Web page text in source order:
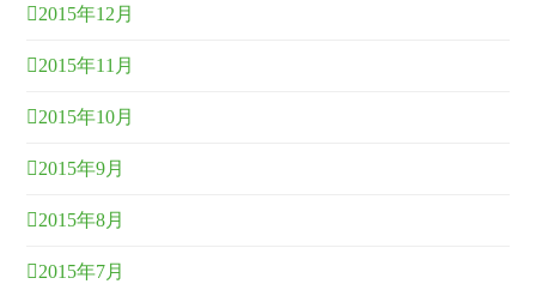
2015年12月
2015年11月
2015年10月
2015年9月
2015年8月
2015年7月